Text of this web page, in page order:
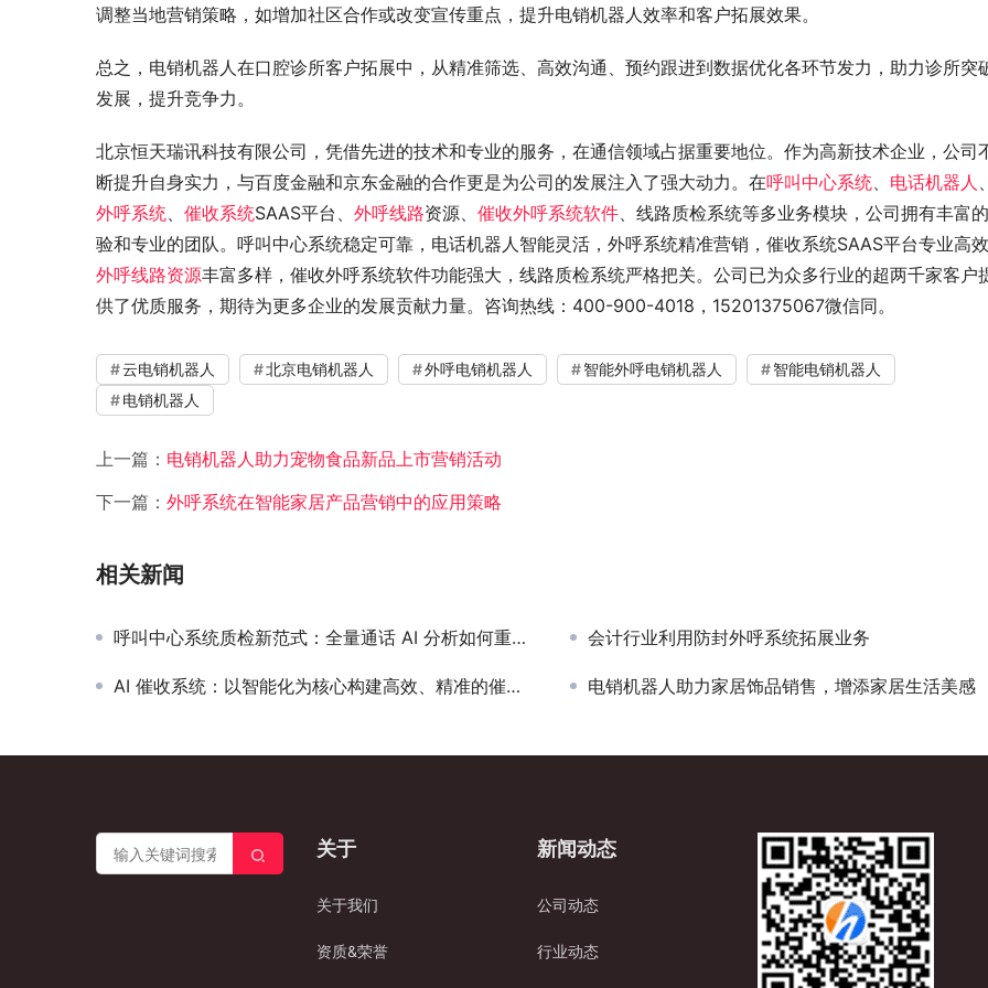
调整当地营销策略，如增加社区合作或改变宣传重点，提升电销机器人效率和客户拓展效果。
总之，电销机器人在口腔诊所客户拓展中，从精准筛选、高效沟通、预约跟进到数据优化各环节发力，助力诊所突
发展，提升竞争力。
北京恒天瑞讯科技有限公司，凭借先进的技术和专业的服务，在通信领域占据重要地位。作为高新技术企业，公司
断提升自身实力，与百度金融和京东金融的合作更是为公司的发展注入了强大动力。在呼叫中心系统、 电话机器人 、
外呼系统、 催收系统SAAS平台、 外呼线路资源、 催收外呼系统软件、线路质检系统等多业务模块，公司拥有丰富
验和专业的团队。呼叫中心系统稳定可靠，电话机器人智能灵活，外呼系统精准营销，催收系统SAAS平台专业高效
外呼线路资源丰富多样，催收外呼系统软件功能强大，线路质检系统严格把关。公司已为众多行业的超两千家客户
供了优质服务，期待为更多企业的发展贡献力量。咨询热线：400-900-4018，15201375067微信同。
云电销机器人 北京电销机器人 外呼电销机器人 智能外呼电销机器人
智能电销机器人
电销机器人
上一篇： 电销机器人助力宠物食品新品上市营销活动
下一篇： 外呼系统在智能家居产品营销中的应用策略
相关新闻
呼叫中心系统质检新范式：全量通话 AI 分析如何重塑服务质量 会计行业利用防封外呼系统拓展业务
AI 催收系统：以智能化为核心构建高效、精准的催收业务模式 电销机器人助力家居饰品销售，增添家居生活美感
关于
关于我们
资质&荣誉
新闻动态
公司动态
行业动态